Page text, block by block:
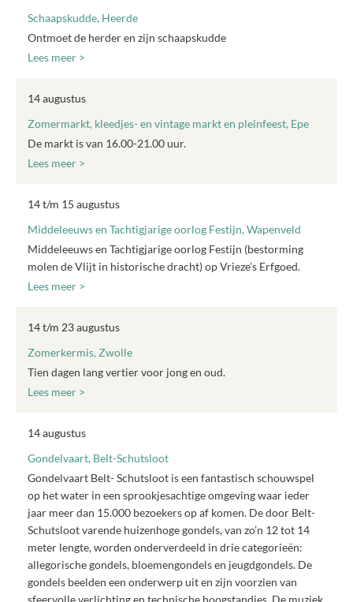
Schaapskudde, Heerde
Ontmoet de herder en zijn schaapskudde
Lees meer >
14 augustus
Zomermarkt, kleedjes- en vintage markt en pleinfeest, Epe
De markt is van 16.00-21.00 uur.
Lees meer >
14 t/m 15 augustus
Middeleeuws en Tachtigjarige oorlog Festijn, Wapenveld
Middeleeuws en Tachtigjarige oorlog Festijn (bestorming
molen de Vlijt in historische dracht) op Vrieze’s Erfgoed.
Lees meer >
14 t/m 23 augustus
Zomerkermis, Zwolle
Tien dagen lang vertier voor jong en oud.
Lees meer >
14 augustus
Gondelvaart, Belt-Schutsloot
Gondelvaart Belt- Schutsloot is een fantastisch schouwspel
op het water in een sprookjesachtige omgeving waar ieder
jaar meer dan 15.000 bezoekers op af komen. De door Belt-
Schutsloot varende huizenhoge gondels, van zo’n 12 tot 14
meter lengte, worden onderverdeeld in drie categorieën:
allegorische gondels, bloemengondels en jeugdgondels. De
gondels beelden een onderwerp uit en zijn voorzien van
sfeervolle verlichting en technische hoogstandjes. De muziek